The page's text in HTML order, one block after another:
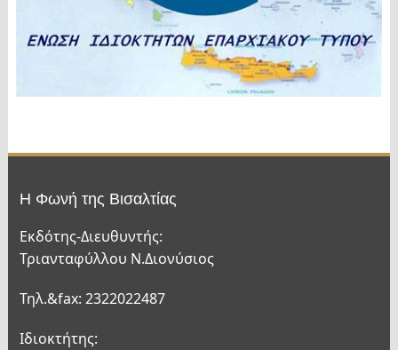
Η Φωνή της Βισαλτίας
Εκδότης-Διευθυντής:
Τριανταφύλλου Ν.Διονύσιος
Τηλ.&fax: 2322022487
Ιδιοκτήτης: